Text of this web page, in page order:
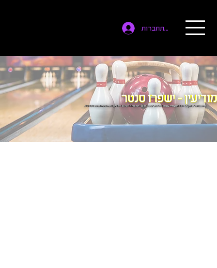
להתחברות
מודיעין - ישפרו סנטר
מתחם באולינג מקצועי לכל המשפחה עם מסלולים חדישים הניתנים להתאמה מלאה גם לילדים, לחוויה כיפית ומהנה לכל גיל.